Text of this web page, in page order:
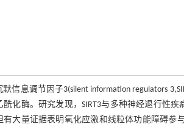
信息调节因子3(silent information regulators
化酶。研究发现，SIRT3与多种神经退行性
有大量证据表明氧化应激和线粒体功能障碍参